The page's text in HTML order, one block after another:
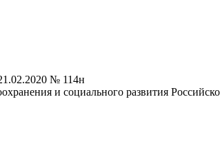
№ 114н
и социального развития